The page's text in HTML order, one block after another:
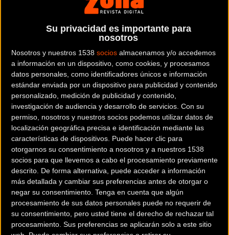
Su privacidad es importante para
nosotros
Nosotros y nuestros 1538 socios almacenamos y/o accedemos
a información en un dispositivo, como cookies, y procesamos
datos personales, como identificadores únicos e información
estándar enviada por un dispositivo para publicidad y contenido
personalizado, medición de publicidad y contenido,
investigación de audiencia y desarrollo de servicios. Con su
permiso, nosotros y nuestros socios podemos utilizar datos de
localización geográfica precisa e identificación mediante las
características de dispositivos. Puede hacer clic para
otorgarnos su consentimiento a nosotros y a nuestros 1538
socios para que llevemos a cabo el procesamiento previamente
descrito. De forma alternativa, puede acceder a información
más detallada y cambiar sus preferencias antes de otorgar o
negar su consentimiento. Tenga en cuenta que algún
procesamiento de sus datos personales puede no requerir de
su consentimiento, pero usted tiene el derecho de rechazar tal
procesamiento. Sus preferencias se aplicarán solo a este sitio
Además de premiar a los mejor clasificados, también se
distinguirán otros aspectos
Tal como sucediera el año pasado, además de los premios
para los tres primeros clasificados de cada manga de
Singlespeed, habrá regalos para el participante que haya
venido desde más lejos, el que tenga la bici más ligera y el
que luzca el disfraz más original. Así que, no dudes más, y
vete preparando para acceder a alguno de ellos.
Los premios por manga serán los siguientes:
-Ganador:Exclusivo piñón SS de Titanio
-Segundo clasificado: Equipación Team Top Fun Biking /
Niner Bikes